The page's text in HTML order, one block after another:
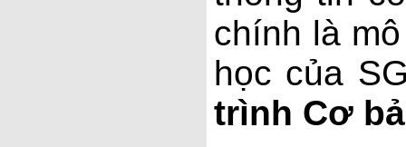
chính là
học của
trình Cơ